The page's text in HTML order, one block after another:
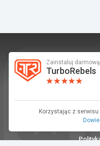
Zainstaluj
TurboRebels
Korzystając z
TurboRebels to
aplikacja